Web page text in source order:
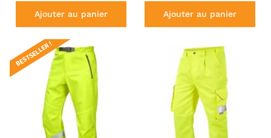
Ajouter au panier Ajouter au panier
BESTSELLER !